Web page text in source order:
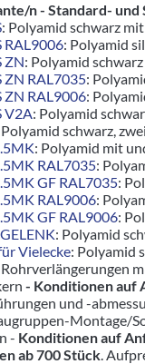
n - Standard- und
: Polyamid schwarz
RAL9006: Polyamid
ZN: Polyamid
ZN RAL7035:
ZN RAL9006:
V2A: Polyamid
Polyamid schwarz,
: Polyamid mit
RAL7035:
GF RAL7035:
RAL9006:
GF RAL9006:
: Polyamid
Vielecke: Polyamid
- Konditionen auf
und -
Montage/
- Konditionen auf
ab 700 Stück.